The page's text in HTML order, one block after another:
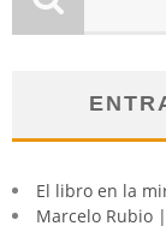
El libro en la
Marcelo Rubio